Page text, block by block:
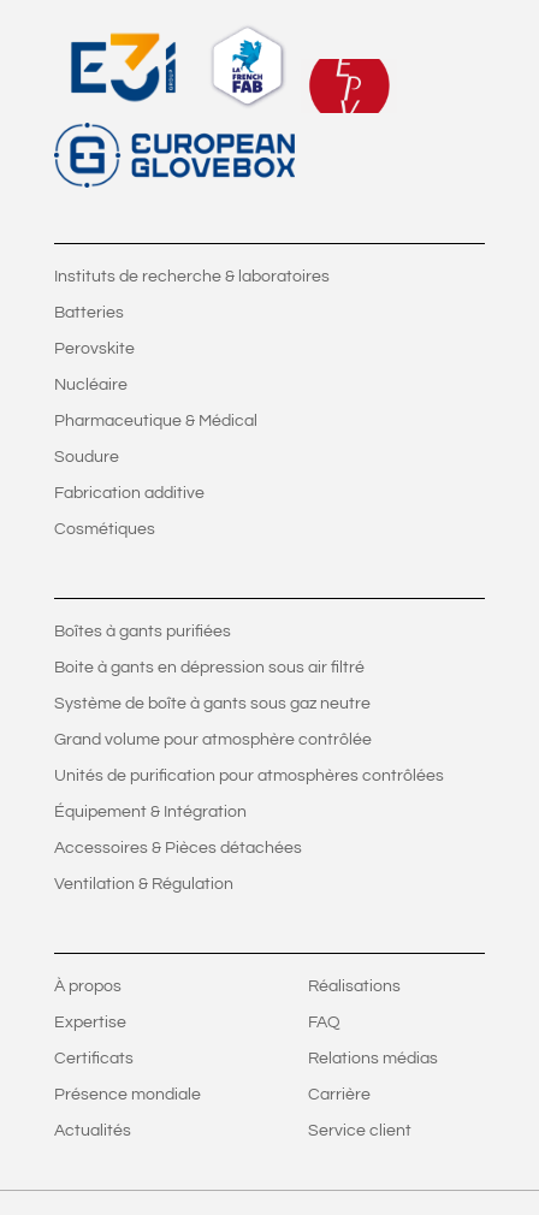
Instituts de recherche & laboratoires
Batteries
Perovskite
Nucléaire
Pharmaceutique & Médical
Soudure
Fabrication additive
Cosmétiques
Boîtes à gants purifiées
Boite à gants en dépression sous air filtré
Système de boîte à gants sous gaz neutre
Grand volume pour atmosphère contrôlée
Unités de purification pour atmosphères contrôlées
Équipement & Intégration
Accessoires & Pièces détachées
Ventilation & Régulation
À propos
Expertise
Certificats
Présence mondiale
Actualités
Réalisations
FAQ
Relations médias
Carrière
Service client